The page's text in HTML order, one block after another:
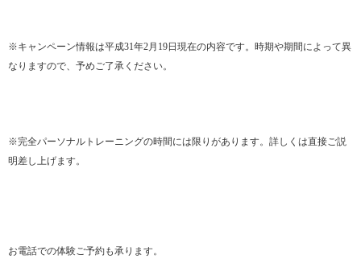
※キャンペーン情報は平成31年2月19日現在の内容です。時期や期間によって異
なりますので、予めご了承ください。
※完全パーソナルトレーニングの時間には限りがあります。詳しくは直接ご説
明差し上げます。
お電話での体験ご予約も承ります。